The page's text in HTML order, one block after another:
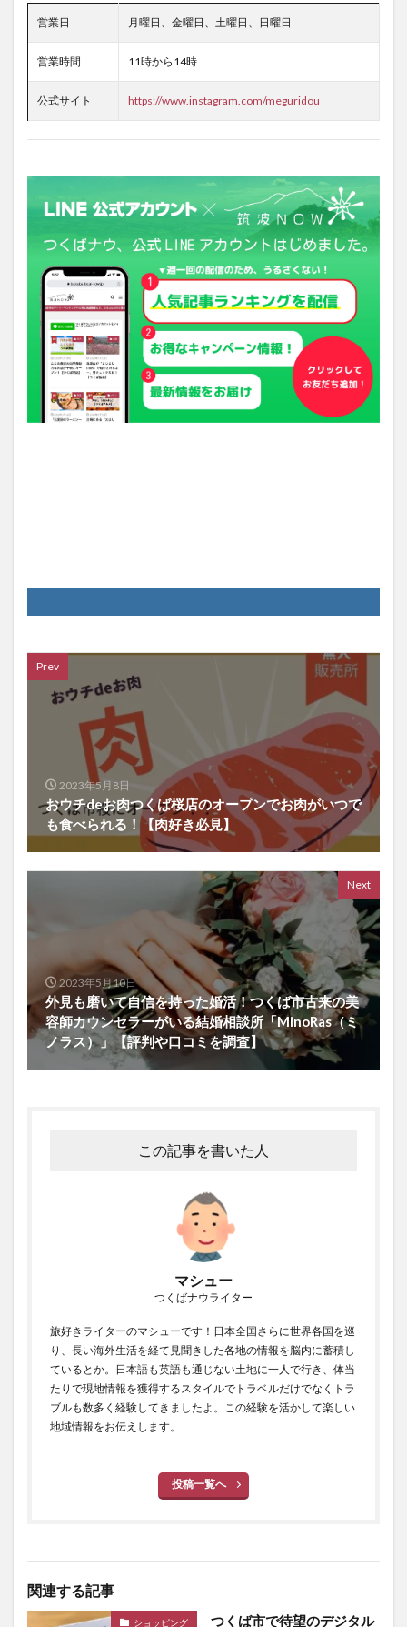
営業日 月曜日、金曜日、土曜日、日曜日
営業時間 11時から14時
公式サイト https://www.instagram.com/meguridou
Prev
2023年5月8日
おウチdeお肉つくば桜店のオープンでお肉がいつで
も食べられる！【肉好き必見】
Next
2023年5月10日
外見も磨いて自信を持った婚活！つくば市古来の美
容師カウンセラーがいる結婚相談所「MinoRas（ミ
ノラス）」【評判や口コミを調査】
この記事を書いた人
マシュー
つくばナウライター
旅好きライターのマシューです！日本全国さらに世界各国を巡
り、長い海外生活を経て見聞きした各地の情報を脳内に蓄積し
ているとか。日本語も英語も通じない土地に一人で行き、体当
たりで現地情報を獲得するスタイルでトラベルだけでなくトラ
ブルも数多く経験してきましたよ。この経験を活かして楽しい
地域情報をお伝えします。
投稿一覧へ
関連する記事
ショッピング つくば市で待望のデジタル